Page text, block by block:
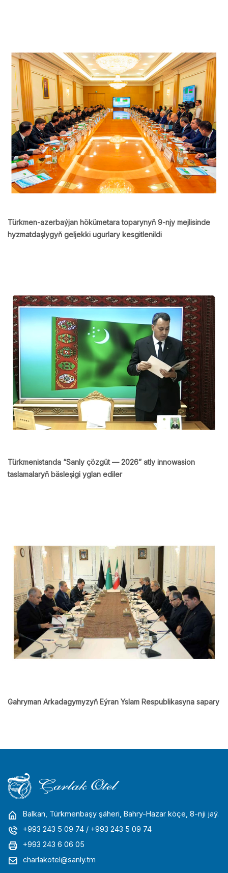
Türkmen-azerbaýjan hökümetara toparynyň 9-njy mejlisinde
hyzmatdaşlygyň geljekki ugurlary kesgitlenildi
Türkmenistanda “Sanly çözgüt — 2026” atly innowasion
taslamalaryň bäsleşigi yglan ediler
Gahryman Arkadagymyzyň Eýran Yslam Respublikasyna sapary
Balkan, Türkmenbaşy şäheri, Bahry-Hazar köçe, 8-nji jaý.
+993 243 5 09 74 / +993 243 5 09 74
+993 243 6 06 05
charlakotel@sanly.tm